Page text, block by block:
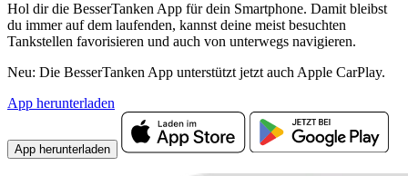
Hol dir die BesserTanken App für dein Smartphone. Damit bleibst
du immer auf dem laufenden, kannst deine meist besuchten
Tankstellen favorisieren und auch von unterwegs navigieren.
Neu: Die BesserTanken App unterstützt jetzt auch Apple CarPlay.
App herunterladen
App herunterladen